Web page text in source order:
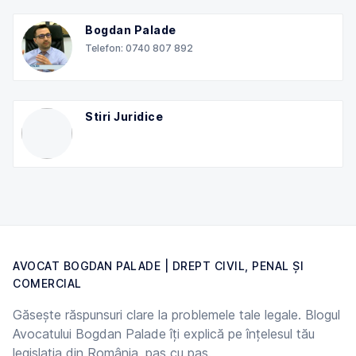
Bogdan Palade
Telefon: 0740 807 892
Stiri Juridice
AVOCAT BOGDAN PALADE | DREPT CIVIL, PENAL ȘI
COMERCIAL
Găsește răspunsuri clare la problemele tale legale. Blogul
Avocatului Bogdan Palade îți explică pe înțelesul tău
legislația din România, pas cu pas.